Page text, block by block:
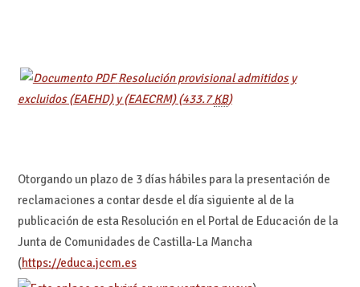
Resolución provisional admitidos y
excluidos (EAEHD) y (EAECRM)(433.7KB)
Otorgando un plazo de 3 días hábiles para la presentación de
reclamaciones a contar desde el día siguiente al de la
publicación de esta Resolución en el Portal de Educación de la
Junta de Comunidades de Castilla-La Mancha
(https://educa.jccm.es